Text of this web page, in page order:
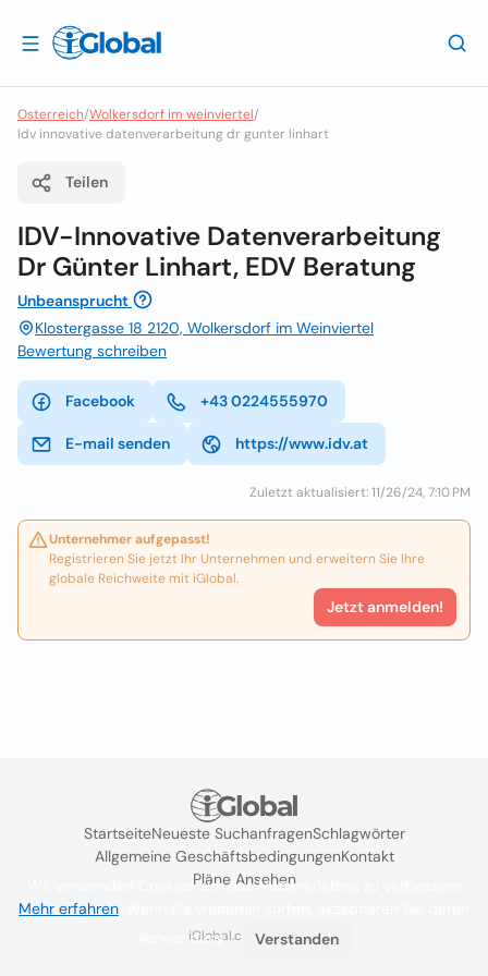
Osterreich/Wolkersdorf im weinviertel/
Idv innovative datenverarbeitung dr gunter linhart
Teilen
IDV-Innovative Datenverarbeitung
Dr Günter Linhart, EDV Beratung
Unbeansprucht
Klostergasse 18 2120, Wolkersdorf im Weinviertel
Bewertung schreiben
Facebook +43 0224555970
E-mail senden https://www.idv.at
Zuletzt aktualisiert: 11/26/24, 7:10 PM
Unternehmer aufgepasst!
Registrieren Sie jetzt Ihr Unternehmen und erweitern Sie Ihre
globale Reichweite mit iGlobal.
Jetzt anmelden!
StartseiteNeueste SuchanfragenSchlagwörter
Allgemeine GeschäftsbedingungenKontakt
Pläne Ansehen
iGlobal.co @ 2024
Wir verwenden Cookies, um das Nutzererlebnis zu verbessern
Mehr erfahren
Verwendung.
Verstanden